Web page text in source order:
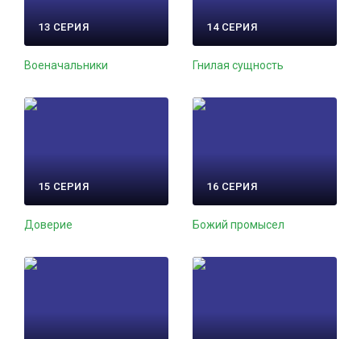
13 СЕРИЯ
Военачальники
14 СЕРИЯ
Гнилая сущность
15 СЕРИЯ
Доверие
16 СЕРИЯ
Божий промысел